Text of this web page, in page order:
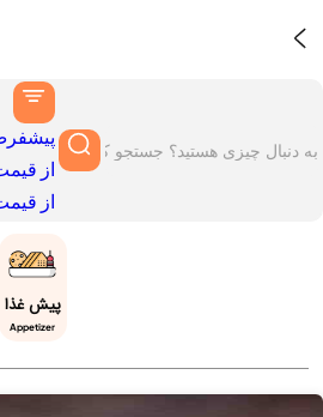
از
از
پیش غذا
Appetizer